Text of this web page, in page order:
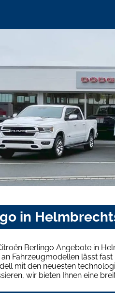
in
Berlingo Angebote in
Fahrzeugmodellen lässt fast
mit den neuesten
wir bieten Ihnen eine